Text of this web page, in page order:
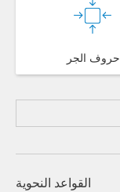
حروف الجر
القواعد النحوية